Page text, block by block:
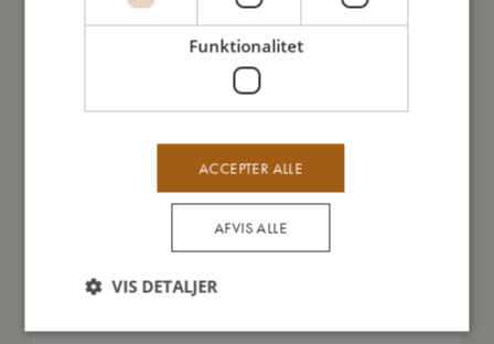
Mine data
Funktionalitet
ACCEPTER ALLE
AFVIS ALLE
VIS DETALJER